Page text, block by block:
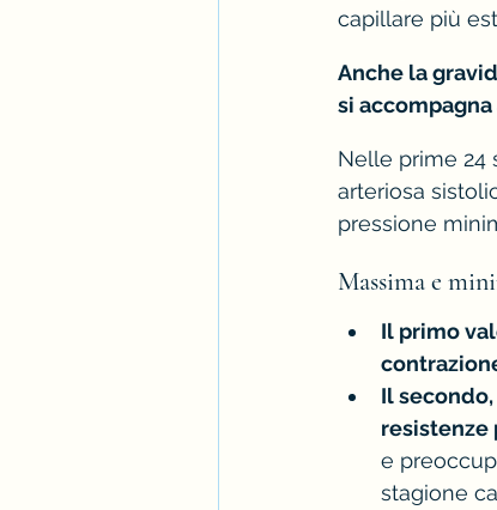
capillare più
Anche la
si
Nelle prime 24
arteriosa
pressione
Massima e
Il primo
Il
resistenze
e
stagione